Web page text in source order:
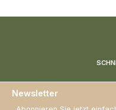
Newsletter